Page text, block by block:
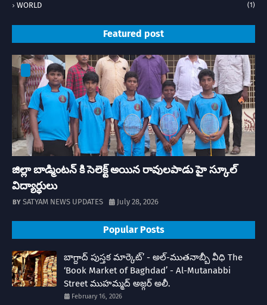
WORLD (1)
Featured post
జిల్లా బాడ్మింటన్ కి సెలెక్ట్ అయిన రావులపాడు హై స్కూల్
విద్యార్ధులు
SATYAM NEWS UPDATES July 28, 2026
Popular Posts
బాగ్దాద్ పుస్తక మార్కెట్’ - అల్-ముతనాబ్బీ వీధి The
‘Book Market of Baghdad’ - Al-Mutanabbi
Street ముహమ్మద్ అజ్గర్ అలీ.
February 16, 2026